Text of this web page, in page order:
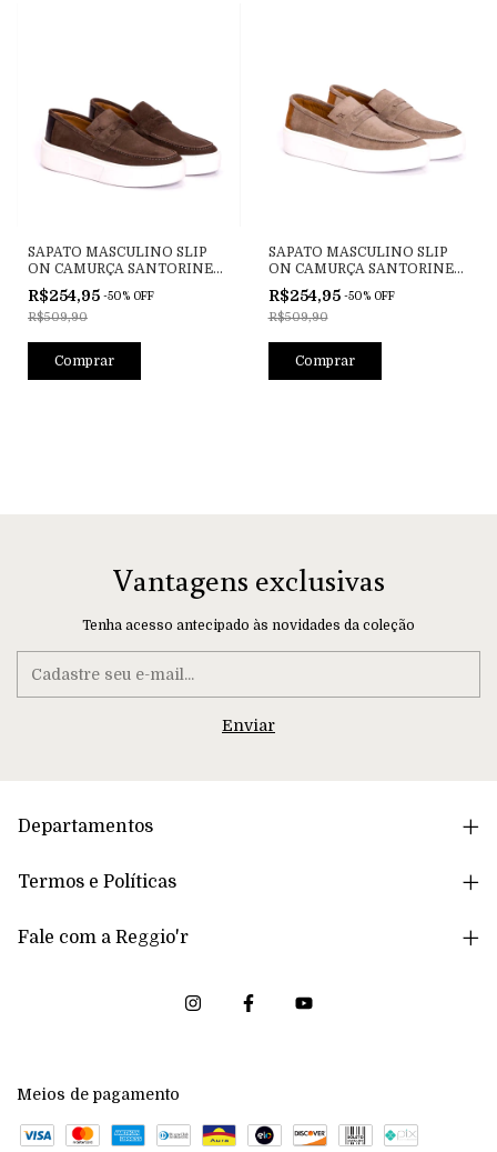
SAPATO MASCULINO SLIP
ON CAMURÇA SANTORINE
TABACO
R$254,95 -50% OFF
R$509,90
Comprar
SAPATO MASCULINO SLIP
ON CAMURÇA SANTORINE
PAMPA
R$254,95 -50% OFF
R$509,90
Comprar
Vantagens exclusivas
Tenha acesso antecipado às novidades da coleção
Departamentos
Termos e Políticas
Fale com a Reggio'r
Meios de pagamento